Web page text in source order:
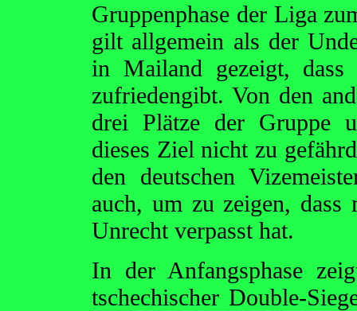
Gruppenphase der Liga
gilt allgemein als der
in Mailand gezeigt,
zufriedengibt. Von den
drei Plätze der Gruppe
dieses Ziel nicht zu
den deutschen
auch, um zu zeigen, dass
Unrecht verpasst hat.
In der Anfangsphase
tschechischer Double-